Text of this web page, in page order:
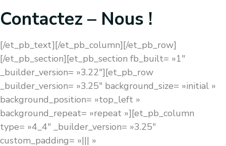
Contactez – Nous !
[/et_pb_text][/et_pb_column][/et_pb_row]
[/et_pb_section][et_pb_section fb_built= »1″
_builder_version= »3.22″][et_pb_row
_builder_version= »3.25″ background_size= »initial »
background_position= »top_left »
background_repeat= »repeat »][et_pb_column
type= »4_4″ _builder_version= »3.25″
custom_padding= »||| »